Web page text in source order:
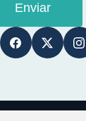
Enviar